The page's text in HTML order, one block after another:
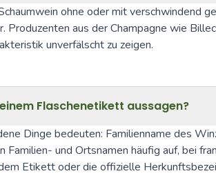
ohne oder mit verschwindend
Produzenten aus der Champagne wie
unverfälscht zu zeigen.
Flaschenetikett aussagen?
Dinge bedeuten: Familienname des
Familien- und Ortsnamen häufig auf, bei
Etikett oder die offizielle